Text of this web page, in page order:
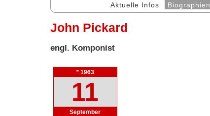
Aktuelle Infos Biographien
John Pickard
engl. Komponist
* 1963
11
September